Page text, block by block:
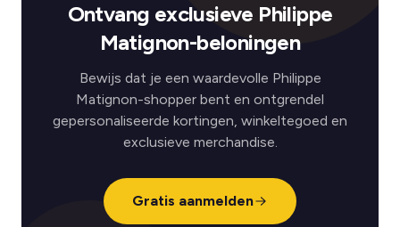
Ontvang exclusieve Philippe
Matignon-beloningen
Bewijs dat je een waardevolle Philippe
Matignon-shopper bent en ontgrendel
gepersonaliseerde kortingen, winkeltegoed en
exclusieve merchandise.
Gratis aanmelden